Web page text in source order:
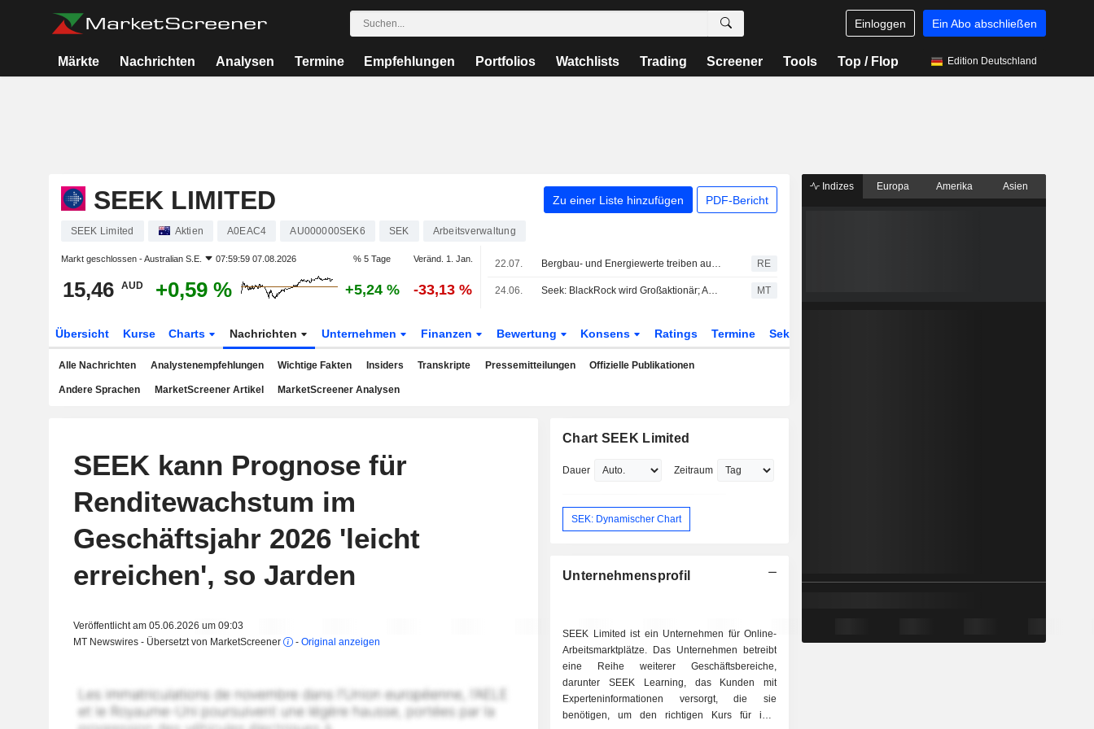
Einloggen Ein Abo abschließen
Märkte Nachrichten Analysen Termine Empfehlungen Portfolios Watchlists Trading Screener Tools Top / Flop Edition Deutschland
SEEK LIMITED Zu einer Liste hinzufügen PDF-Bericht
SEEK Limited Aktien A0EAC4 AU000000SEK6 SEK Arbeitsverwaltung
Markt geschlossen -Australian S.E. 07:59:59 07.08.2026 % 5 Tage Veränd. 1. Jan.
15,46 AUD +0,59 % +5,24 % -33,13 %
22.07. Bergbau- und Energiewerte treiben australische Aktien nach oben RE
24.06. Seek: BlackRock wird Großaktionär; Aktie legt um 4% zu MT
Übersicht Kurse Charts Nachrichten Unternehmen Finanzen Bewertung Konsens Ratings Termine Sektor
Alle Nachrichten Analystenempfehlungen Wichtige Fakten Insiders Transkripte Pressemitteilungen Offizielle Publikationen
Andere Sprachen MarketScreener Artikel MarketScreener Analysen
SEEK kann Prognose für
Renditewachstum im
Geschäftsjahr 2026 'leicht
erreichen', so Jarden
Veröffentlicht am 05.06.2026 um 09:03
MT Newswires - Übersetzt von MarketScreener
- Original anzeigen
Chart SEEK Limited
Dauer Zeitraum
SEK: Dynamischer Chart
Unternehmensprofil
SEEK Limited ist ein Unternehmen für Online-
Arbeitsmarktplätze. Das Unternehmen betreibt
eine Reihe weiterer Geschäftsbereiche,
darunter SEEK Learning, das Kunden mit
Experteninformationen versorgt, die sie
benötigen, um den richtigen Kurs für ihre
Indizes Europa Amerika Asien